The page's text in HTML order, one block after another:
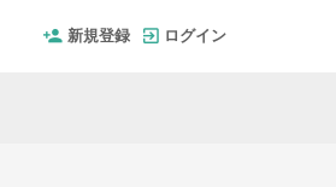
新規登録 ログイン